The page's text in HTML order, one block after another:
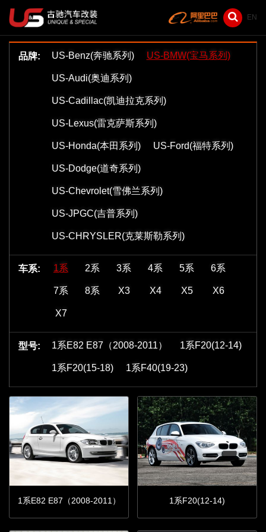
EN
品牌: US-Benz(奔驰系列) US-BMW(宝马系列)
US-Audi(奥迪系列)
US-Cadillac(凯迪拉克系列)
US-Lexus(雷克萨斯系列)
US-Honda(本田系列) US-Ford(福特系列)
US-Dodge(道奇系列)
US-Chevrolet(雪佛兰系列)
US-JPGC(吉普系列)
US-CHRYSLER(克莱斯勒系列)
车系: 1系 2系 3系 4系 5系 6系
7系 8系 X3 X4 X5 X6
X7
型号: 1系E82 E87（2008-2011） 1系F20(12-14)
1系F20(15-18) 1系F40(19-23)
1系E82 E87（2008-2011） 1系F20(12-14)